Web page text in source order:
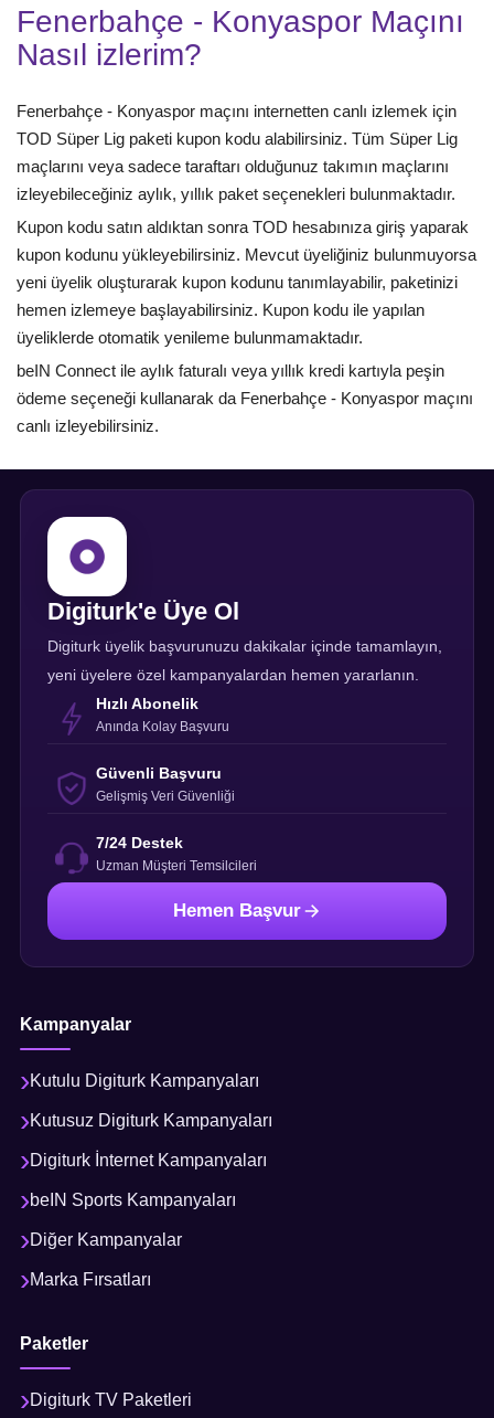
Fenerbahçe - Konyaspor Maçını
Nasıl izlerim?
Fenerbahçe - Konyaspor maçını internetten canlı izlemek için
TOD Süper Lig paketi kupon kodu alabilirsiniz. Tüm Süper Lig
maçlarını veya sadece taraftarı olduğunuz takımın maçlarını
izleyebileceğiniz aylık, yıllık paket seçenekleri bulunmaktadır.
Kupon kodu satın aldıktan sonra TOD hesabınıza giriş yaparak
kupon kodunu yükleyebilirsiniz. Mevcut üyeliğiniz bulunmuyorsa
yeni üyelik oluşturarak kupon kodunu tanımlayabilir, paketinizi
hemen izlemeye başlayabilirsiniz. Kupon kodu ile yapılan
üyeliklerde otomatik yenileme bulunmamaktadır.
beIN Connect ile aylık faturalı veya yıllık kredi kartıyla peşin
ödeme seçeneği kullanarak da Fenerbahçe - Konyaspor maçını
canlı izleyebilirsiniz.
Digiturk'e Üye Ol
Digiturk üyelik başvurunuzu dakikalar içinde tamamlayın,
yeni üyelere özel kampanyalardan hemen yararlanın.
Hızlı Abonelik
Anında Kolay Başvuru
Güvenli Başvuru
Gelişmiş Veri Güvenliği
7/24 Destek
Uzman Müşteri Temsilcileri
Hemen Başvur
Kampanyalar
Kutulu Digiturk Kampanyaları
Kutusuz Digiturk Kampanyaları
Digiturk İnternet Kampanyaları
beIN Sports Kampanyaları
Diğer Kampanyalar
Marka Fırsatları
Paketler
Digiturk TV Paketleri